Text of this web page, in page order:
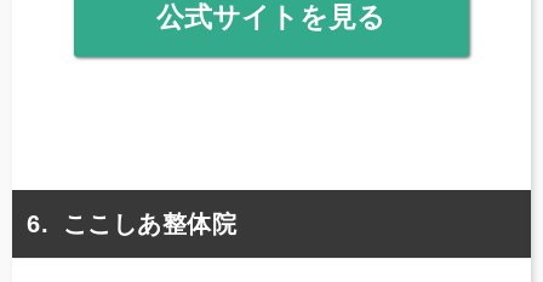
公式サイトを見る
ここしあ整体院